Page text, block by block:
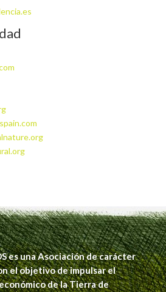
es una Asociación de carácter
el objetivo de impulsar el
de la Tierra de